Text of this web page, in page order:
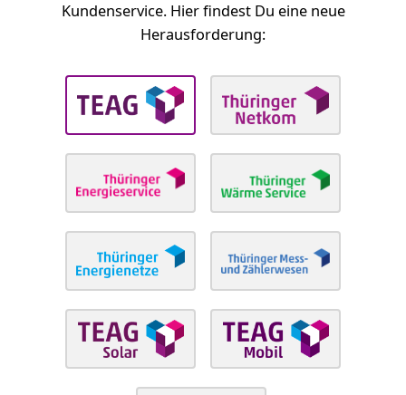
Kundenservice. Hier findest Du eine neue
Herausforderung: